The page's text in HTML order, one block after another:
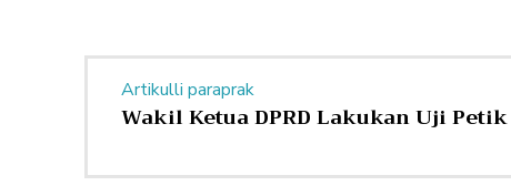
Artikulli paraprak
Wakil Ketua DPRD Lakukan Uji